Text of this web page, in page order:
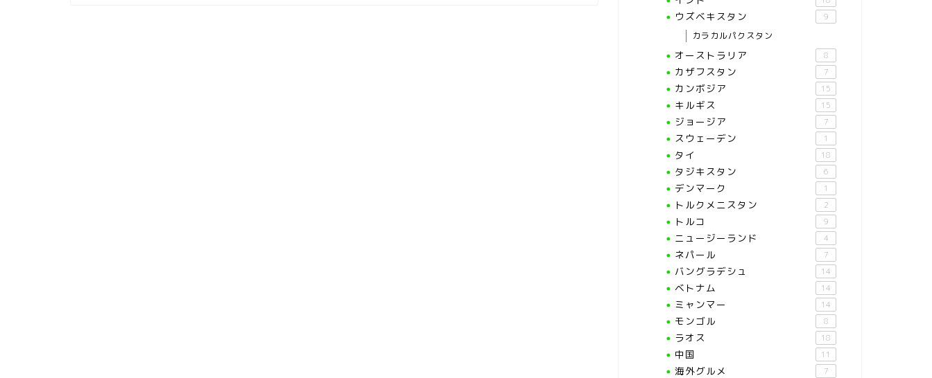
ウズベキスタン 9
カラカルパクスタン
オーストラリア 8
カザフスタン 7
カンボジア 15
キルギス 15
ジョージア 7
スウェーデン 1
タイ 18
タジキスタン 6
デンマーク 1
トルクメニスタン 2
トルコ 9
ニュージーランド 4
ネパール 7
バングラデシュ 14
ベトナム 14
ミャンマー 14
モンゴル 8
ラオス 18
中国 11
海外グルメ 7